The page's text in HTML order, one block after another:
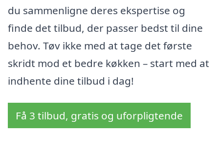
du sammenligne deres ekspertise og
finde det tilbud, der passer bedst til dine
behov. Tøv ikke med at tage det første
skridt mod et bedre køkken – start med at
indhente dine tilbud i dag!
Få 3 tilbud, gratis og uforpligtende